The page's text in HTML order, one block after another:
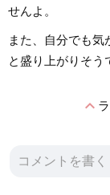
せんよ。
また、自分でも気
と盛り上がりそう
expand_less